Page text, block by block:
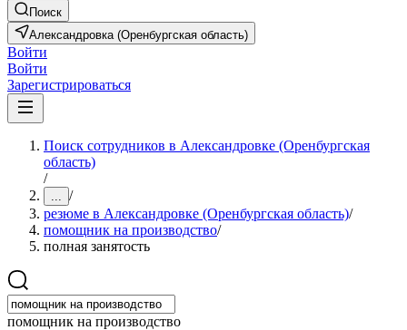
Поиск
Александровка (Оренбургская область)
Войти
Войти
Зарегистрироваться
Поиск сотрудников в Александровке (Оренбургская
область)
/
... /
резюме в Александровке (Оренбургская область)/
помощник на производство/
полная занятость
помощник на производство